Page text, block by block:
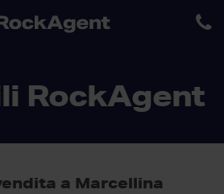
RockAgent
a Marcellina